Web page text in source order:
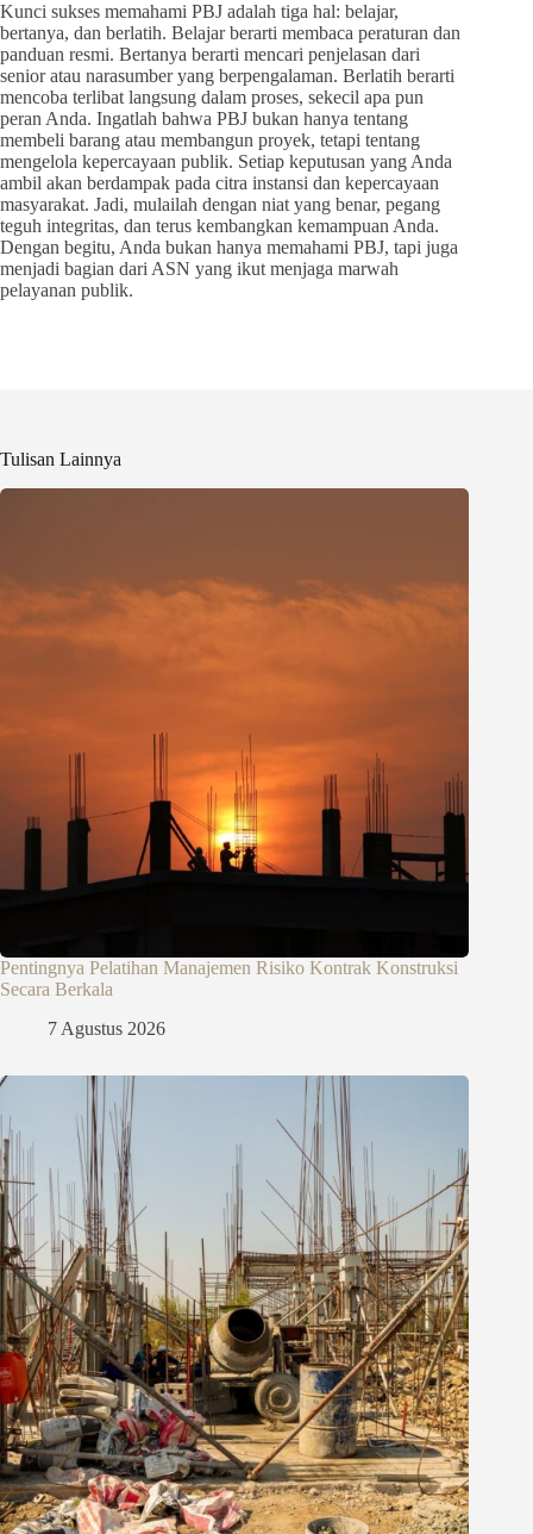
Kunci sukses memahami PBJ adalah tiga hal: belajar,
bertanya, dan berlatih. Belajar berarti membaca peraturan dan
panduan resmi. Bertanya berarti mencari penjelasan dari
senior atau narasumber yang berpengalaman. Berlatih berarti
mencoba terlibat langsung dalam proses, sekecil apa pun
peran Anda. Ingatlah bahwa PBJ bukan hanya tentang
membeli barang atau membangun proyek, tetapi tentang
mengelola kepercayaan publik. Setiap keputusan yang Anda
ambil akan berdampak pada citra instansi dan kepercayaan
masyarakat. Jadi, mulailah dengan niat yang benar, pegang
teguh integritas, dan terus kembangkan kemampuan Anda.
Dengan begitu, Anda bukan hanya memahami PBJ, tapi juga
menjadi bagian dari ASN yang ikut menjaga marwah
pelayanan publik.
Tulisan Lainnya
Pentingnya Pelatihan Manajemen Risiko Kontrak Konstruksi
Secara Berkala
7 Agustus 2026